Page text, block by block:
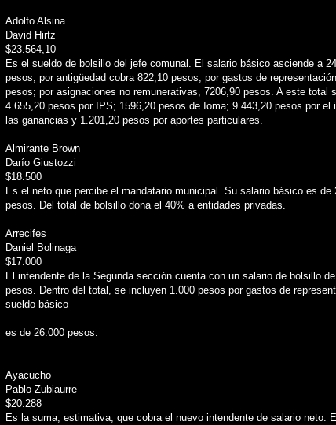
Adolfo Alsina
David Hirtz
$23.564,10
Es el sueldo de bolsillo del jefe comunal. El salario básico asciende a
pesos; por antigüedad cobra 822,10 pesos; por gastos de
pesos; por asignaciones no remunerativas, 7206,90 pesos. A este total
4.655,20 pesos por IPS; 1596,20 pesos de Ioma; 9.443,20 pesos por el
las ganancias y 1.201,20 pesos por aportes particulares.
Almirante Brown
Darío Giustozzi
$18.500
Es el neto que percibe el mandatario municipal. Su salario básico es de
pesos. Del total de bolsillo dona el 40% a entidades privadas.
Arrecifes
Daniel Bolinaga
$17.000
El intendente de la Segunda sección cuenta con un salario de bolsillo
pesos. Dentro del total, se incluyen 1.000 pesos por gastos de
sueldo básico
es de 26.000 pesos.
Ayacucho
Pablo Zubiaurre
$20.288
Es la suma, estimativa, que cobra el nuevo intendente de salario neto.